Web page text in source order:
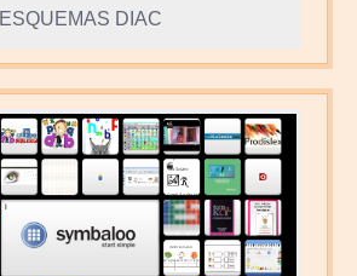
ESQUEMAS DIAC